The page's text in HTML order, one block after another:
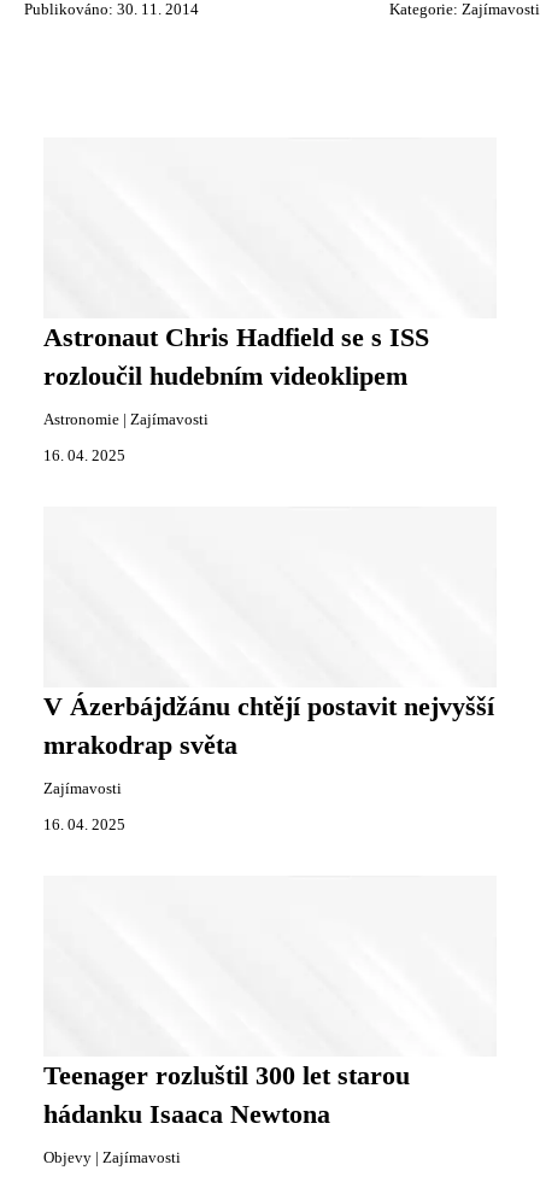
Publikováno: 30. 11. 2014 Kategorie: Zajímavosti
Astronaut Chris Hadfield se s ISS
rozloučil hudebním videoklipem
Astronomie Zajímavosti
16. 04. 2025
V Ázerbájdžánu chtějí postavit nejvyšší
mrakodrap světa
Zajímavosti
16. 04. 2025
Teenager rozluštil 300 let starou
hádanku Isaaca Newtona
Objevy Zajímavosti